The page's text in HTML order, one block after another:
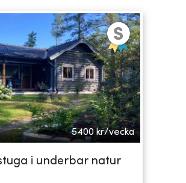
5400 kr/vecka
i underbar natur